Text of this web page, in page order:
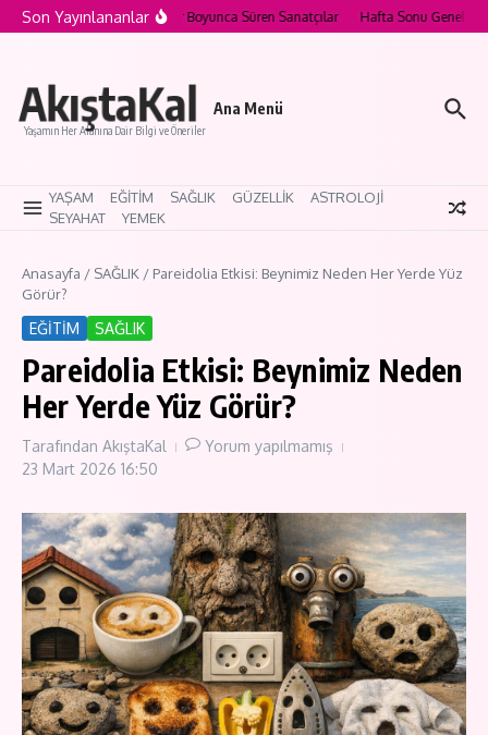
İçeriğe atla
Son Yayınlananlar
Artist Nedir? Kariyeri Nesiller Boyunca Süren Sanatçılar Hafta Sonu Genel
AkıştaKal
Yaşamın Her Alanına Dair Bilgi ve Öneriler
Ana Menü
YAŞAM EĞİTİM SAĞLIK GÜZELLİK
ASTROLOJİ
SEYAHAT
YEMEK
Anasayfa / SAĞLIK / Pareidolia Etkisi: Beynimiz Neden Her Yerde Yüz
Görür?
EĞİTİM SAĞLIK
Pareidolia Etkisi: Beynimiz Neden
Her Yerde Yüz Görür?
Tarafından AkıştaKal
Yorum yapılmamış
23 Mart 2026 16:50